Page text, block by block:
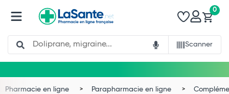
Search
Scanner
0
Pharmacie en ligne Parapharmacie en ligne